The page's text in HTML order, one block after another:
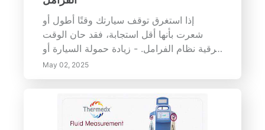
الاستعداد للطوارئ والاستجابة: وضع خطط
شاملة وبرامج تدريب لضمان اتخاذ إجراءات
سريعة في حالات الطوارئ المتعلقة
بالتسريبات. من خلال إعطاء الأولوية للكشف
المبكر عن التسريبات وإدارتها، يمكن لأصحاب
إذا استغرق توقف سيارتك وقتًا أطول أو
شعرت بأنها أقل استجابة، فقد حان الوقت
لترقية نظام الفرامل. - زيادة حمولة السيارة أو
الأداء: يمكن أن تؤثر التعديلات مثل سحب
أحمال أثقل أو ترقية إلى محرك أقوى على
May 02, 2025